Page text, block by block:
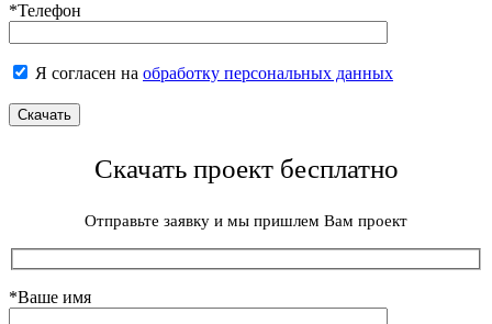
*Телефон
Я согласен на обработку персональных данных
Скачать проект бесплатно
Отправьте заявку и мы пришлем Вам проект
*Ваше имя